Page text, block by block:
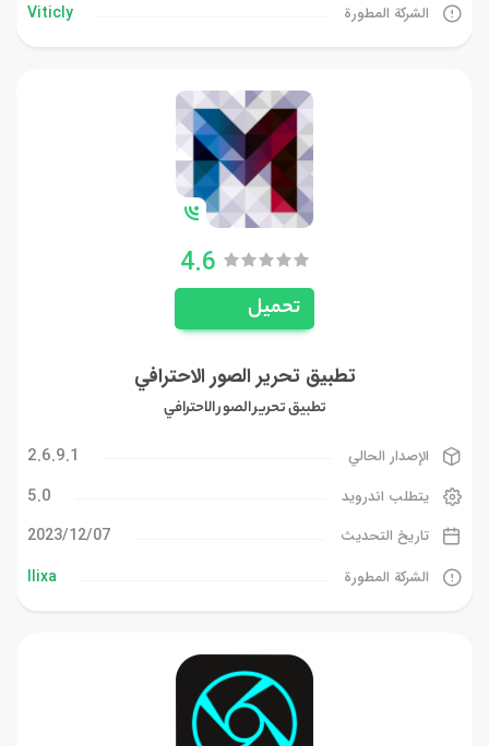
الشركة المطورة Viticly
4.6
تحميل
تطبيق تحرير الصور الاحترافي
تطبيق تحرير الصور الاحترافي
الإصدار الحالي 2.6.9.1
يتطلب اندرويد 5.0
تاريخ التحديث 07‏/12‏/2023
الشركة المطورة Ilixa